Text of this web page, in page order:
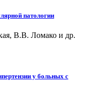
патологии
В.В. Ломако и др.
у больных с